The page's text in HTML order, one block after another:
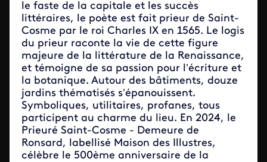
le faste de la capitale et les succès
littéraires, le poète est fait prieur de Saint-
Cosme par le roi Charles IX en 1565. Le logis
du prieur raconte la vie de cette figure
majeure de la littérature de la Renaissance,
et témoigne de sa passion pour l’écriture et
la botanique. Autour des bâtiments, douze
jardins thématisés s’épanouissent.
Symboliques, utilitaires, profanes, tous
participent au charme du lieu. En 2024, le
Prieuré Saint-Cosme - Demeure de
Ronsard, labellisé Maison des Illustres,
célèbre le 500ème anniversaire de la